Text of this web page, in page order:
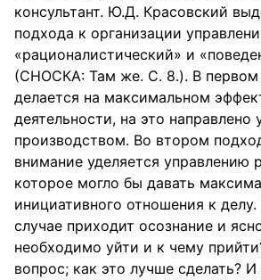
консультант. Ю.Д. Красовский
подхода к организации
«рационалистический» и
(СНОСКА: Там же. С. 8.). В первом
делается на максимальном
деятельности, на это направлено
производством. Во втором
внимание уделяется управлению
которое могло бы давать
инициативного отношения к
случае приходит осознание и
необходимо уйти и к чему
вопрос; как это лучше сделать? И